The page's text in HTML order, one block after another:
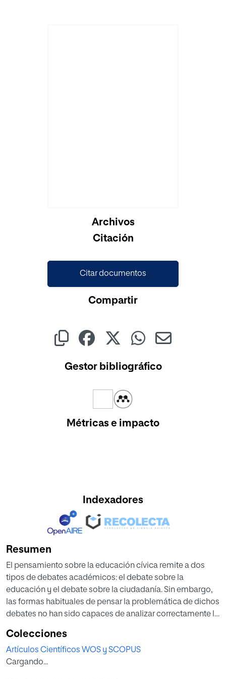
Archivos
Citación
Citar documentos
Compartir
Gestor bibliográfico
Métricas e impacto
Indexadores
Resumen
El pensamiento sobre la educación cívica remite a dos
tipos de debates académicos: el debate sobre la
educación y el debate sobre la ciudadanía. Sin embargo,
las formas habituales de pensar la problemática de dichos
debates no han sido capaces de analizar correctamente la
ordenación y priorización conceptual que permite el
análisis morfológico de las ideologías, este trabajo ha
construido unos tipos ideales que permiten dar cuenta de
Colecciones
Artículos Científicos WOS y SCOPUS
Cargando...